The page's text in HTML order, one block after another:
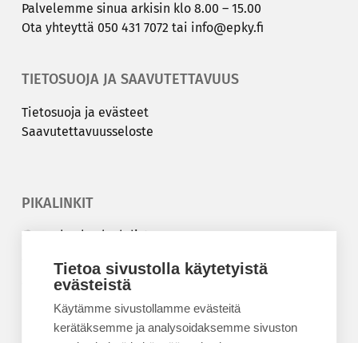
Tietoa sivustolla käytetyistä
evästeistä
Käytämme sivustollamme evästeitä
kerätäksemme ja analysoidaksemme sivuston
Pal­ve­lem­me sinua ar­ki­sin klo 8.00 – 15.00
Ota yh­teyt­tä 050 431 7072 tai info@epky.fi
TIETOSUOJA JA SAAVUTETTAVUUS
Tie­to­suo­ja ja eväs­teet
Saa­vu­tet­ta­vuus­se­los­te
PIKALINKIT
Korkeakouluyhdistys
Kesäyliopisto
Epanet
BLOGIT